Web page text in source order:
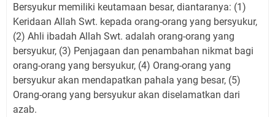
Bersyukur memiliki keutamaan besar, diantaranya: (1)
Keridaan Allah Swt. kepada orang-orang yang bersyukur,
(2) Ahli ibadah Allah Swt. adalah orang-orang yang
bersyukur, (3) Penjagaan dan penambahan nikmat bagi
orang-orang yang bersyukur, (4) Orang-orang yang
bersyukur akan mendapatkan pahala yang besar, (5)
Orang-orang yang bersyukur akan diselamatkan dari
azab.